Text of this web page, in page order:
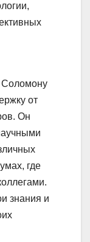
Соломону
от
Он
где
знания и